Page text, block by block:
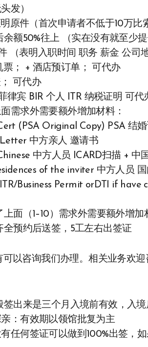
发）
原件（首次申请者不低于10万
额50%往上 （实在没有就至少提
（表明入职时间 职务 薪金 公司
票； + 酒店预订单； 可代办
可代办
律宾 BIR 个人 ITR 纳税证明 可代
需求外需要额外增加材料：
(PSA Original Copy) PSA 结
中方亲人 邀请书
中方人员 ICARD扫描 +
of the inviter 中方人员
ITR/Business Permit orDTI if
上面（1–10）需求外需要额外增
全预约后送签，5工左右出签证
可以咨询我们办理。相关业务欢
签出来是三个月入境前有效，入
：有效期以领馆批复为主
任何签证可以做到100%出签，